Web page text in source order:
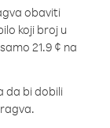
obaviti
koji broj u
21.9 ¢ na
da bi dobili